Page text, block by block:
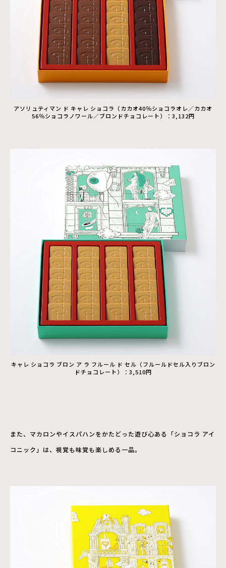
アソリュティマン ド キャレ ショコラ（カカオ40％ショコラオレ／カカオ
56％ショコラノワール／ブロンドチョコレート）：3,132円
キャレ ショコラ ブロン ア ラ フルール ド セル（フルールドセル入りブロン
ドチョコレート）：3,510円
また、マカロンやイスパハンをかたどった遊び心ある「ショコラ アイ
コニック」は、視覚も味覚も楽しめる一品。